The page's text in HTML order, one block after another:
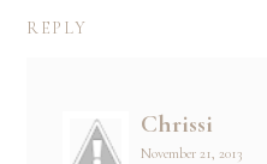
REPLY
Chrissi
November 21, 2013